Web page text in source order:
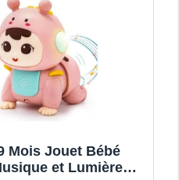
Mois Jouet Bébé
et Lumière